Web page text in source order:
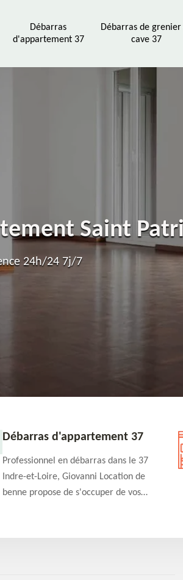
Débarras
d'appartement 37
Débarras de
cave 37
Saint
24h/24 7j/7
Débarras d'appartement 37
Professionnel en débarras dans le 37
Indre-et-Loire, Giovanni Location de
benne propose de s'occuper de vos
qualité en toute circonstance